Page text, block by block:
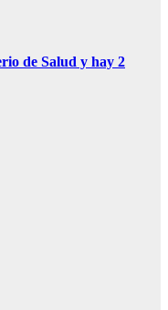
de Salud y hay 2